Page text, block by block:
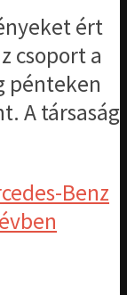
ért
csoport a
pénteken
A társaság